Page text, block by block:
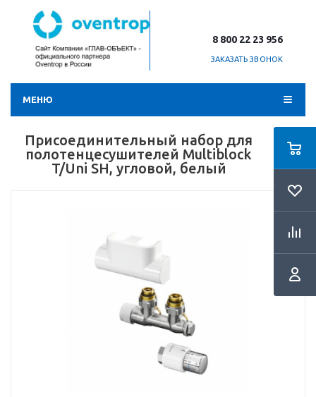
8 800 22 23 956
ЗАКАЗАТЬ ЗВОНОК
МЕНЮ
Присоединительный набор для
полотенцесушителей Multiblock
T/Uni SH, угловой, белый